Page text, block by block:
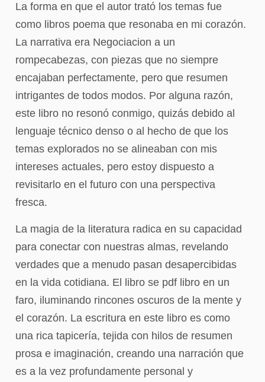
La forma en que el autor trató los temas fue
como libros poema que resonaba en mi corazón.
La narrativa era Negociacion a un
rompecabezas, con piezas que no siempre
encajaban perfectamente, pero que resumen
intrigantes de todos modos. Por alguna razón,
este libro no resonó conmigo, quizás debido al
lenguaje técnico denso o al hecho de que los
temas explorados no se alineaban con mis
intereses actuales, pero estoy dispuesto a
revisitarlo en el futuro con una perspectiva
fresca.
La magia de la literatura radica en su capacidad
para conectar con nuestras almas, revelando
verdades que a menudo pasan desapercibidas
en la vida cotidiana. El libro se pdf libro en un
faro, iluminando rincones oscuros de la mente y
el corazón. La escritura en este libro es como
una rica tapicería, tejida con hilos de resumen
prosa e imaginación, creando una narración que
es a la vez profundamente personal y